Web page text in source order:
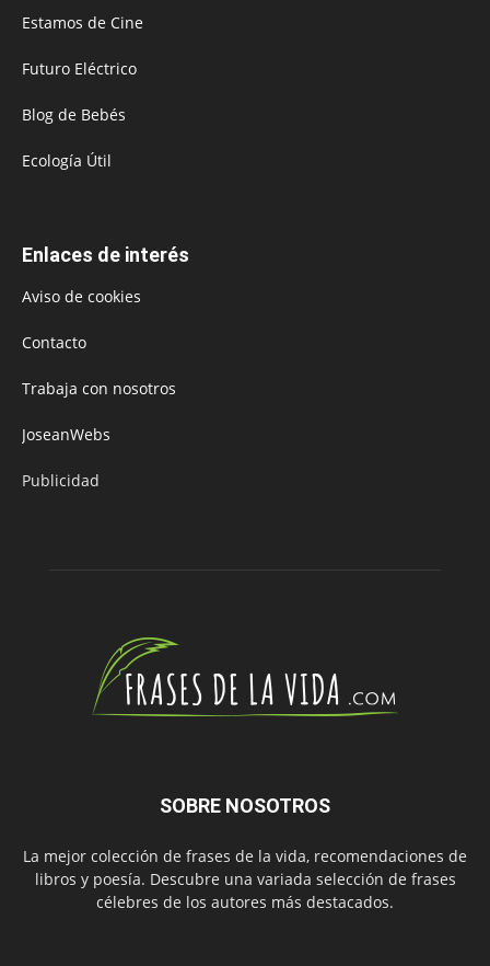
Estamos de Cine
Futuro Eléctrico
Blog de Bebés
Ecología Útil
Enlaces de interés
Aviso de cookies
Contacto
Trabaja con nosotros
JoseanWebs
Publicidad
SOBRE NOSOTROS
La mejor colección de frases de la vida, recomendaciones de
libros y poesía. Descubre una variada selección de frases
célebres de los autores más destacados.